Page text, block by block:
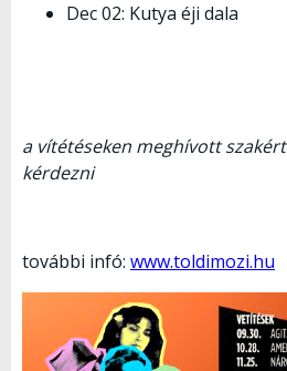
Dec 02: Kutya éji dala
a vítétéseken meghívott
kérdezni
további infó: www.toldimozi.hu